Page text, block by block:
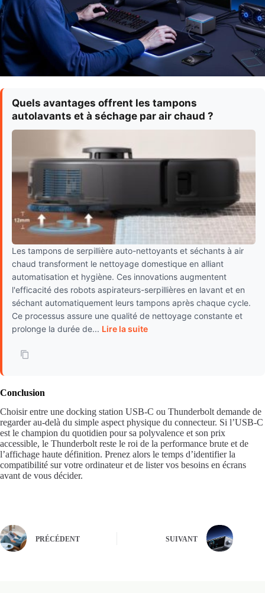
Quels avantages offrent les tampons
autolavants et à séchage par air chaud ?
Les tampons de serpillière auto-nettoyants et séchants à air
chaud transforment le nettoyage domestique en alliant
automatisation et hygiène. Ces innovations augmentent
l'efficacité des robots aspirateurs-serpillières en lavant et en
séchant automatiquement leurs tampons après chaque cycle.
Ce processus assure une qualité de nettoyage constante et
prolonge la durée de... Lire la suite
Conclusion
Choisir entre une docking station USB-C ou Thunderbolt demande de
regarder au-delà du simple aspect physique du connecteur. Si l’USB-C
est le champion du quotidien pour sa polyvalence et son prix
accessible, le Thunderbolt reste le roi de la performance brute et de
l’affichage haute définition. Prenez alors le temps d’identifier la
compatibilité sur votre ordinateur et de lister vos besoins en écrans
avant de vous décider.
PRÉCÉDENT SUIVANT